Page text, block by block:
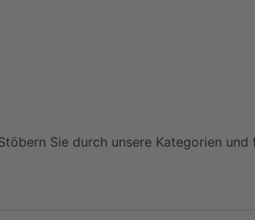
Sie durch unsere Kategorien und